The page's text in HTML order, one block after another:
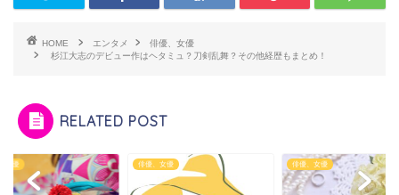
HOME エンタメ
俳優、女優
杉江大志のデビュー作はヘタミュ？刀剣乱舞？その他経歴もまとめ！
RELATED POST
女優 俳優、女優 俳優、女優